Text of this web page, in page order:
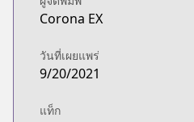
Corona EX
วันที่เผยแพร่
9/20/2021
แท็ก